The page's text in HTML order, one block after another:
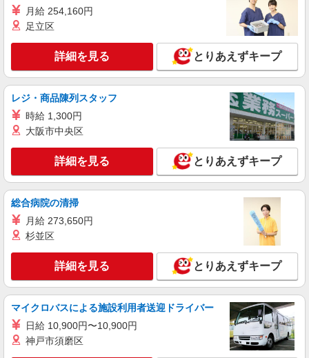
ランスタッド株式会社 古河支店（古河事業所）/FKGA105788
時給1430円 ※月収例25万円（残業等含む収入
例） 月収例：250608円＝1430円×7時間45分×21日
勤務の場合＋残業代(月10時間の場合)、交通費別
途支給 ※交通費実費支給／当社規定あり。
茨城県古河市東部（八千代町近くのエリア）
「道の駅 まくらがの里こが」から車で10分程度の
エリア
キープ 詳細を見る
株式会社バイトレ（ADM810912GT04）
未経験9割！説明通りにやるだけのシンプル軽
作業
時給1448円〜時給1600円（就業先により異な
る）
キープ 詳細を見る
月給 254,160円
足立区
詳細を見る とりあえずキープ
レジ・商品陳列スタッフ
時給 1,300円
大阪市中央区
詳細を見る とりあえずキープ
総合病院の清掃
月給 273,650円
杉並区
詳細を見る とりあえずキープ
マイクロバスによる施設利用者送迎ドライバー
日給 10,900円〜10,900円
神戸市須磨区